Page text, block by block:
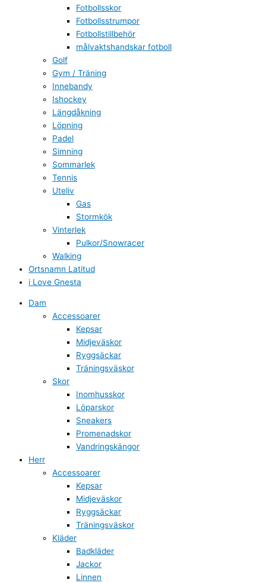
Fotbollsskor
Fotbollsstrumpor
Fotbollstillbehör
målvaktshandskar fotboll
Golf
Gym / Träning
Innebandy
Ishockey
Längdåkning
Löpning
Padel
Simning
Sommarlek
Tennis
Uteliv
Gas
Stormkök
Vinterlek
Pulkor/Snowracer
Walking
Ortsnamn Latitud
i Love Gnesta
Dam
Accessoarer
Kepsar
Midjeväskor
Ryggsäckar
Träningsväskor
Skor
Inomhusskor
Löparskor
Sneakers
Promenadskor
Vandringskängor
Herr
Accessoarer
Kepsar
Midjeväskor
Ryggsäckar
Träningsväskor
Kläder
Badkläder
Jackor
Linnen